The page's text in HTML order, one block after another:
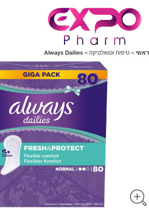
ראשי > טיפוח וטואלטיקה >
Always Dailies